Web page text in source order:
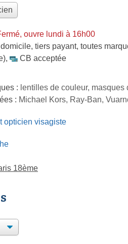
ouvre lundi à 16h00
, tiers payant, toutes
,
CB acceptée
: lentilles de couleur, masques
: Michael Kors, Ray-Ban,
opticien visagiste
18ème